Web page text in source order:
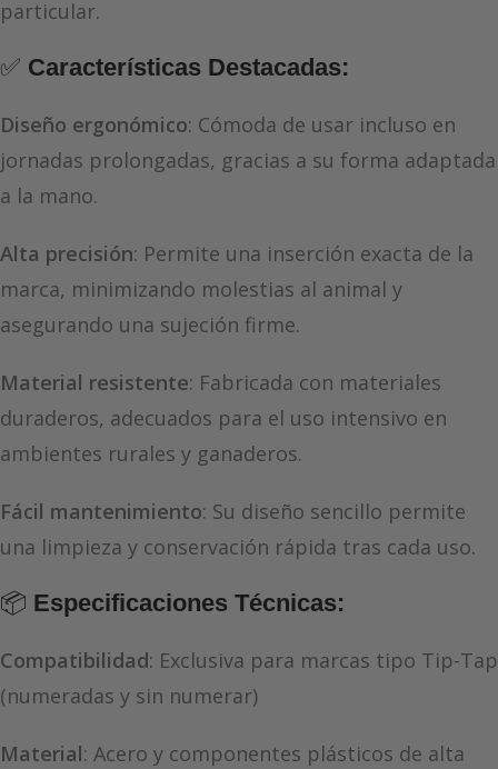
particular.
✅ Características Destacadas:
Diseño ergonómico: Cómoda de usar incluso en
jornadas prolongadas, gracias a su forma adaptada
a la mano.
Alta precisión: Permite una inserción exacta de la
marca, minimizando molestias al animal y
asegurando una sujeción firme.
Material resistente: Fabricada con materiales
duraderos, adecuados para el uso intensivo en
ambientes rurales y ganaderos.
Fácil mantenimiento: Su diseño sencillo permite
una limpieza y conservación rápida tras cada uso.
📦 Especificaciones Técnicas:
Compatibilidad: Exclusiva para marcas tipo Tip-Tap
(numeradas y sin numerar)
Material: Acero y componentes plásticos de alta